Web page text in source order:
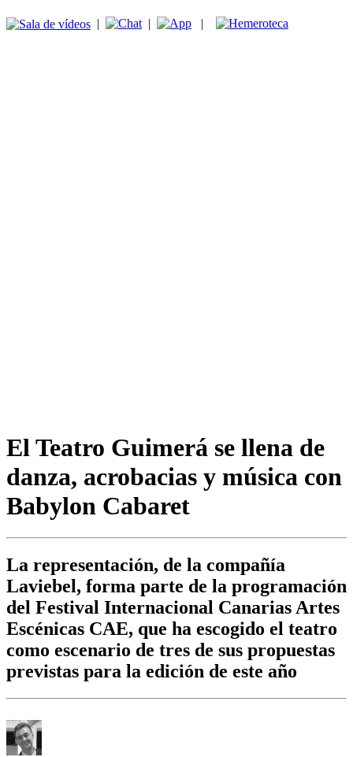
| | |
El Teatro Guimerá se llena de
danza, acrobacias y música con
Babylon Cabaret
La representación, de la compañía
Laviebel, forma parte de la programación
del Festival Internacional Canarias Artes
Escénicas CAE, que ha escogido el teatro
como escenario de tres de sus propuestas
previstas para la edición de este año